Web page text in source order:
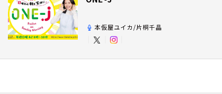
本仮屋ユイカ/片桐千晶